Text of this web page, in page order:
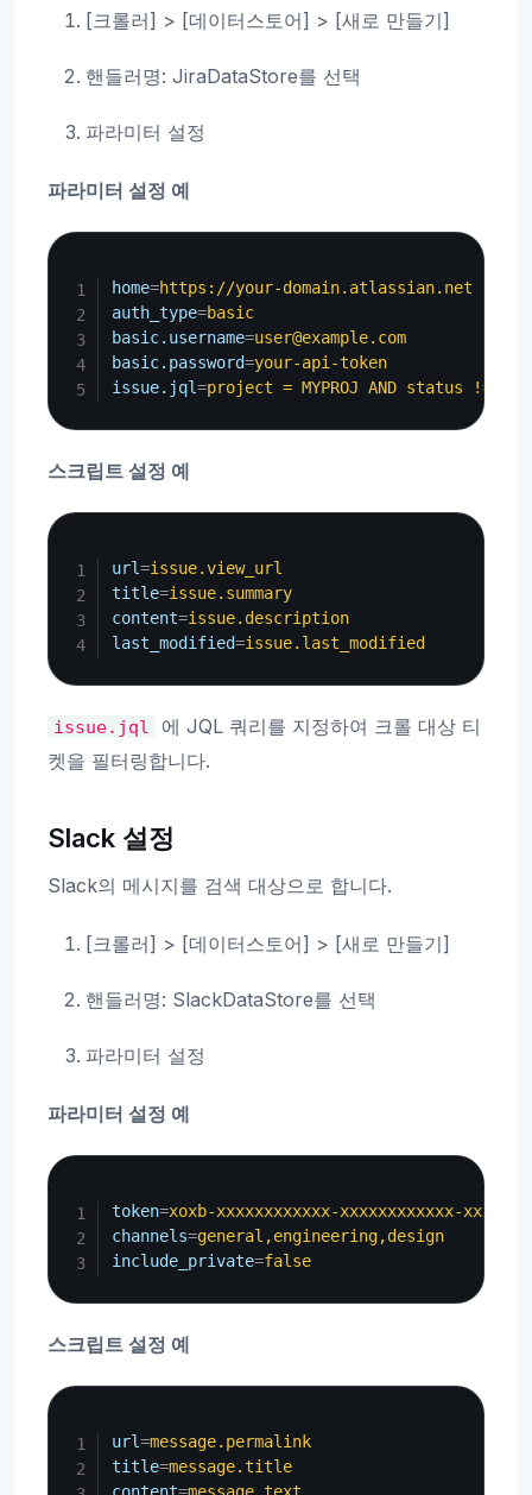
[크롤러] > [데이터스토어] > [새로 만들기]
핸들러명: JiraDataStore를 선택
파라미터 설정
파라미터 설정 예
home=https://your-domain.atlassian.net
auth_type=basic
basic.username=user@example.com
basic.password=your-api-token
issue.jql=project = MYPROJ AND status !=
스크립트 설정 예
url=issue.view_url
title=issue.summary
content=issue.description
last_modified=issue.last_modified
issue.jql
에 JQL 쿼리를 지정하여 크롤 대상 티
켓을 필터링합니다.
Slack 설정
Slack의 메시지를 검색 대상으로 합니다.
[크롤러] > [데이터스토어] > [새로 만들기]
핸들러명: SlackDataStore를 선택
파라미터 설정
파라미터 설정 예
token=xoxb-xxxxxxxxxxxx-xxxxxxxxxxxx-
channels=general,engineering,design
include_private=false
스크립트 설정 예
url=message.permalink
title=message.title